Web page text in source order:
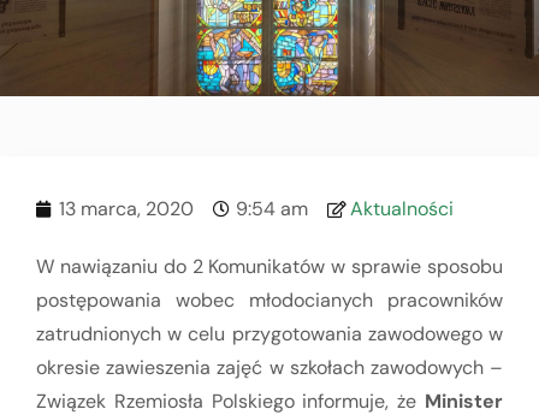
13 marca, 2020 9:54 am Aktualności
W nawiązaniu do 2 Komunikatów w sprawie sposobu
postępowania wobec młodocianych pracowników
zatrudnionych w celu przygotowania zawodowego w
okresie zawieszenia zajęć w szkołach zawodowych –
Związek Rzemiosła Polskiego informuje, że Minister